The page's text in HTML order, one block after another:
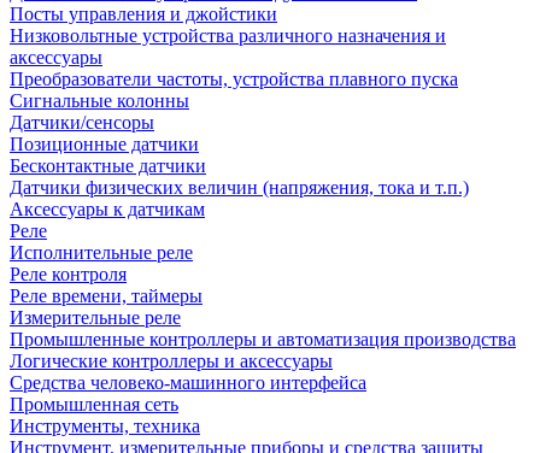
Посты управления и джойстики
Низковольтные устройства различного назначения и
аксессуары
Преобразователи частоты, устройства плавного пуска
Сигнальные колонны
Датчики/сенсоры
Позиционные датчики
Бесконтактные датчики
Датчики физических величин (напряжения, тока и т.п.)
Аксессуары к датчикам
Реле
Исполнительные реле
Реле контроля
Реле времени, таймеры
Измерительные реле
Промышленные контроллеры и автоматизация производства
Логические контроллеры и аксессуары
Средства человеко-машинного интерфейса
Промышленная сеть
Инструменты, техника
Инструмент, измерительные приборы и средства защиты